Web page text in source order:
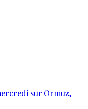
sur Ormuz,